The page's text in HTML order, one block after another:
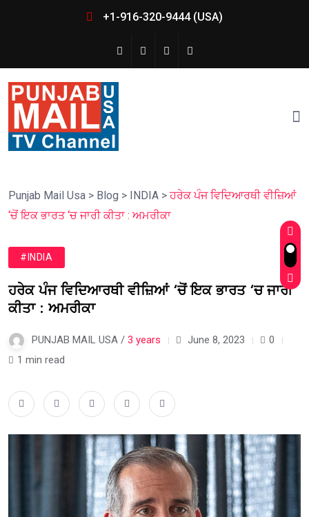
+1-916-320-9444 (USA)
Punjab Mail Usa > Blog > INDIA >ਹਰੇਕ ਪੰਜ ਵਿਦਿਆਰਥੀ ਵੀਜ਼ਿਆਂ
‘ਚੋਂ ਇਕ ਭਾਰਤ ‘ਚ ਜਾਰੀ ਕੀਤਾ : ਅਮਰੀਕਾ
#INDIA
ਹਰੇਕ ਪੰਜ ਵਿਦਿਆਰਥੀ ਵੀਜ਼ਿਆਂ ‘ਚੋਂ ਇਕ ਭਾਰਤ ‘ਚ ਜਾਰੀ
ਕੀਤਾ : ਅਮਰੀਕਾ
PUNJAB MAIL USA / 3 years June 8, 2023
0
1 min read